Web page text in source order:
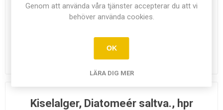
110,00 kr exkl moms
LÄGG I
KUNDVAGN
Kiselalger, Diatomeér saltva., hpr
Genom att använda våra tjänster accepterar du att vi
behöver använda cookies.
OK
LÄRA DIG MER